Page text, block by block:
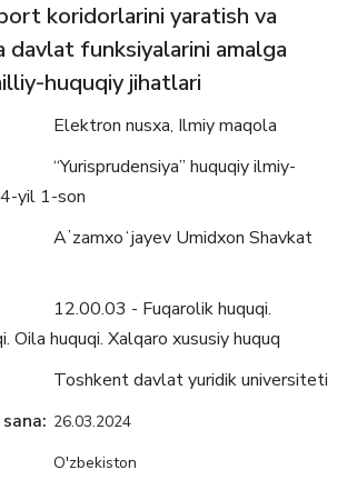
koridorlarini yaratish va
davlat funksiyalarini amalga
huquqiy jihatlari
Elektron nusxa, Ilmiy maqola
“Yurisprudensiya” huquqiy ilmiy-
yil 1-son
Aʼzamxoʻjayev Umidxon Shavkat
12.00.03 - Fuqarolik huquqi.
Oila huquqi. Xalqaro xususiy huquq
Toshkent davlat yuridik universiteti
26.03.2024
O'zbekiston